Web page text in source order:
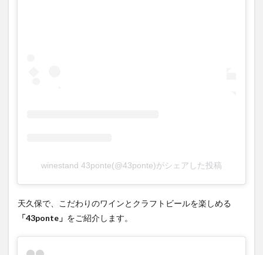
winestand 43ponte(@43ponte)がシェアした投稿
天久保で、こだわりのワインとクラフトビールを楽しめる
「43ponte 」 をご紹介します。